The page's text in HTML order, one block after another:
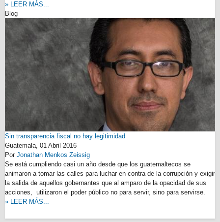
» LEER MÁS...
Blog
Sin transparencia fiscal no hay legitimidad
Guatemala, 01 Abril 2016
Por Jonathan Menkos Zeissig
Se está cumpliendo casi un año desde que los guatemaltecos se
animaron a tomar las calles para luchar en contra de la corrupción y exigir
la salida de aquellos gobernantes que al amparo de la opacidad de sus
acciones, utilizaron el poder público no para servir, sino para servirse.
» LEER MÁS...